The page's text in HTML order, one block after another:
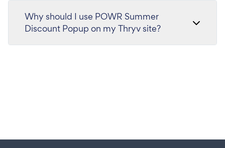
Why should I use POWR Summer
Discount Popup on my Thryv site?